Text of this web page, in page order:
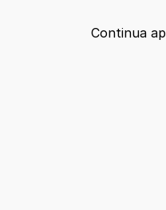
Continua